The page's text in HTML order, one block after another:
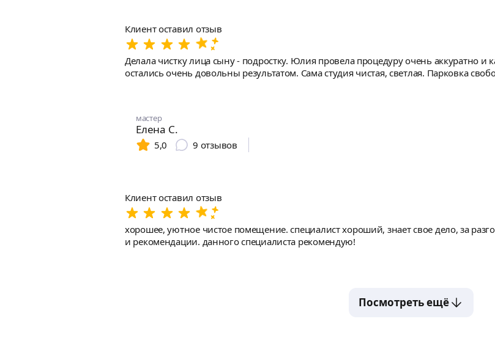
Клиент оставил отзыв
Делала чистку лица сыну - подростку. Юлия провела процедуру очень аккуратно
остались очень довольны результатом. Сама студия чистая, светлая. Парковка
мастер
Елена С.
5,0
9 отзывов
Клиент оставил отзыв
хорошее, уютное чистое помещение. специалист хороший, знает свое дело, за
и рекомендации. данного специалиста рекомендую!
Посмотреть ещё